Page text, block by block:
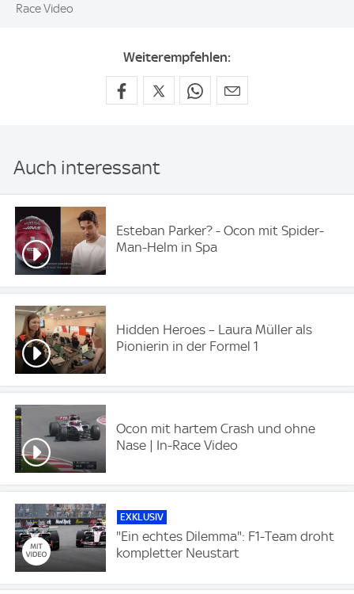
Race Video
Weiterempfehlen:
Auch interessant
Esteban Parker? - Ocon mit Spider-
Man-Helm in Spa
Hidden Heroes – Laura Müller als
Pionierin in der Formel 1
Ocon mit hartem Crash und ohne
Nase | In-Race Video
EXKLUSIV
"Ein echtes Dilemma": F1-Team droht
kompletter Neustart